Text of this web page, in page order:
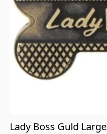
Lady Boss Guld Large